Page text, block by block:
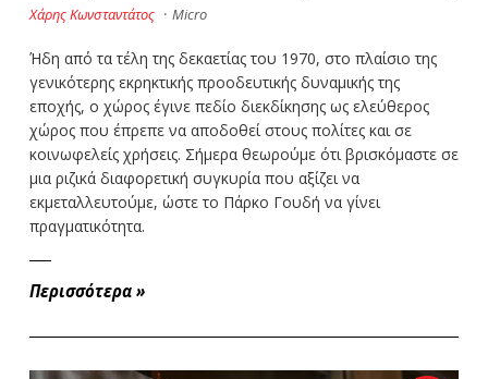
Χάρης Κωνσταντάτος · Micro
Ήδη από τα τέλη της δεκαετίας του 1970, στο πλαίσιο της
γενικότερης εκρηκτικής προοδευτικής δυναμικής της
εποχής, ο χώρος έγινε πεδίο διεκδίκησης ως ελεύθερος
χώρος που έπρεπε να αποδοθεί στους πολίτες και σε
κοινωφελείς χρήσεις. Σήμερα θεωρούμε ότι βρισκόμαστε σε
μια ριζικά διαφορετική συγκυρία που αξίζει να
εκμεταλλευτούμε, ώστε το Πάρκο Γουδή να γίνει
πραγματικότητα.
Περισσότερα »